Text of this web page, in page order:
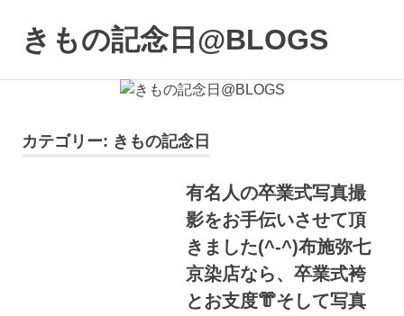
きもの記念日@BLOGS
者
カテゴリー: きもの記念日
有名人の卒業式写真撮
影をお手伝いさせて頂
きました(^-^)布施弥七
京染店なら、卒業式袴
とお支度👘そして写真